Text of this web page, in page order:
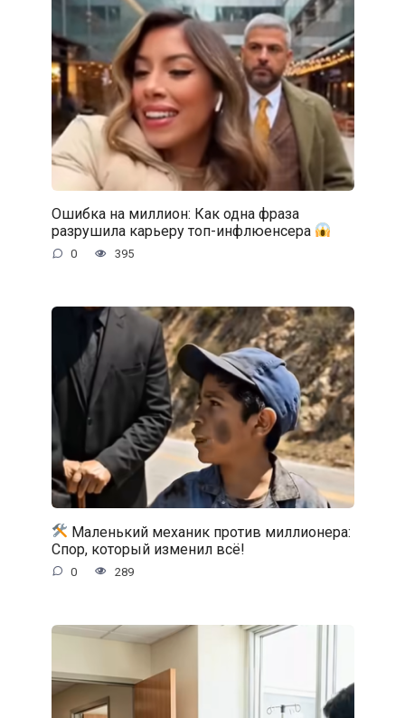
Ошибка на миллион: Как одна фраза
разрушила карьеру топ-инфлюенсера
0 395
Маленький механик против миллионера:
Спор, который изменил всё!
0 289